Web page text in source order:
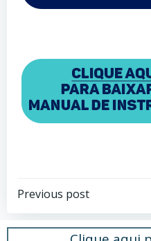
Post
Previous post